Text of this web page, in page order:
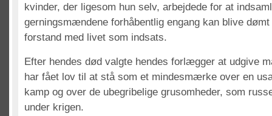
kvinder, der ligesom hun selv, arbejdede for at
gerningsmændene forhåbentlig engang kan blive
forstand med livet som indsats.
Efter hendes død valgte hendes forlægger at udgive
har fået lov til at stå som et mindesmærke over en
kamp og over de ubegribelige grusomheder, som
under krigen.